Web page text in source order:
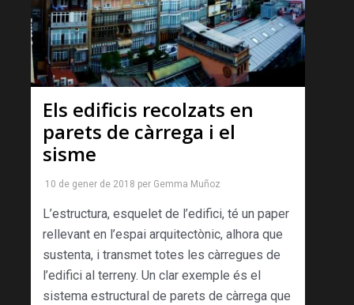
Els edificis recolzats en
parets de càrrega i el
sisme
10 de gener de 2018 per Gemma Muñoz
L’estructura, esquelet de l’edifici, té un paper
rellevant en l’espai arquitectònic, alhora que
sustenta, i transmet totes les càrregues de
l’edifici al terreny. Un clar exemple és el
sistema estructural de parets de càrrega que